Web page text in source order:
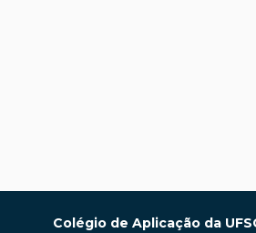
Colégio de Aplicação da